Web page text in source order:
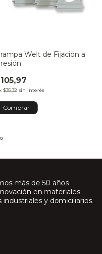
Welt de Fijación a
$35,32 sin interés
Comprar
más de 50 años
en materiales
y domiciliarios.